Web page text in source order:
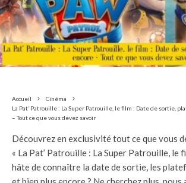
Accueil
Cinéma
La Pat’ Patrouille : La Super Patrouille, le film : Date de sortie,
– Tout ce que vous devez savoir
Découvrez en exclusivité tout ce que vous
« La Pat’ Patrouille : La Super Patrouille, le
hâte de connaître la date de sortie, les